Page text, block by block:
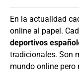
En la actualidad
online al papel.
deportivos
tradicionales. Son
mundo online pero